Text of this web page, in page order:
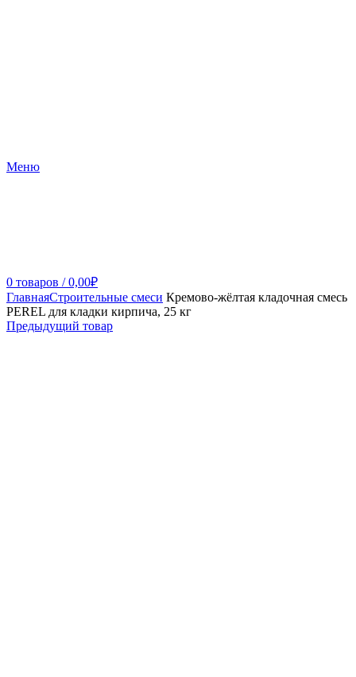
Меню
0 товаров / 0,00₽
ГлавнаяСтроительные смеси Кремово-жёлтая кладочная смесь
PEREL для кладки кирпича, 25 кг
Предыдущий товар